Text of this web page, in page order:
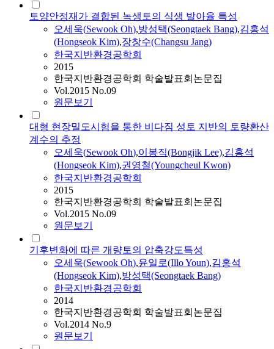
토양안정재가 결합된 녹생토의 식생 발아율 특성
오세욱(Sewook Oh),방성택(Seongtaek Bang),김홍석
(Hongseok Kim),장창수(Changsu Jang)
한국지반환경공학회
2015
한국지반환경공학회 학술발표회논문집
Vol.2015 No.09
원문보기
대형 현장밀도시험을 통한 비다짐 성토 지반의 토량환산
계수의 추정
오세욱(Sewook Oh),이봉직(Bongjik Lee),김홍석
(Hongseok Kim),권영철(Youngcheul Kwon)
한국지반환경공학회
2015
한국지반환경공학회 학술발표회논문집
Vol.2015 No.09
원문보기
기후변화에 따른 개량토의 압축강도특성
오세욱(Sewook Oh),윤일로(Illo Youn),김홍석
(Hongseok Kim),방성택(Seongtaek Bang)
한국지반환경공학회
2014
한국지반환경공학회 학술발표회논문집
Vol.2014 No.9
원문보기